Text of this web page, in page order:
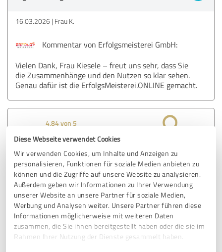
Diese Webseite verwendet Cookies
Wir verwenden Cookies, um Inhalte und Anzeigen zu
personalisieren, Funktionen für soziale Medien anbieten zu
können und die Zugriffe auf unsere Website zu analysieren.
Außerdem geben wir Informationen zu Ihrer Verwendung
unserer Website an unsere Partner für soziale Medien,
Werbung und Analysen weiter. Unsere Partner führen diese
Informationen möglicherweise mit weiteren Daten
zusammen, die Sie ihnen bereitgestellt haben oder die sie im
Rahmen Ihrer Nutzung der Dienste gesammelt haben.
16.03.2026 Frau K.
Kommentar von Erfolgsmeisterei GmbH:
Vielen Dank, Frau Kiesele – freut uns sehr, dass Sie
die Zusammenhänge und den Nutzen so klar sehen.
Genau dafür ist die ErfolgsMeisterei.ONLINE gemacht.
4,84 von 5
SEHR GUT Empfehlung
„Das Führungskräfte-Coaching war für mich eine große
Bereicherung – persönlich, vertrauensvoll und sehr
wirkungsvoll. Ich habe in jeder Sitzung neue Impulse
erhalten und konnte wertvolle Erkenntnisse für meinen
Führungsalltag gewinnen. Die Zusammenarbeit war
menschlich wie inhaltlich herausragend, wofür ich sehr
dankbar bin.“